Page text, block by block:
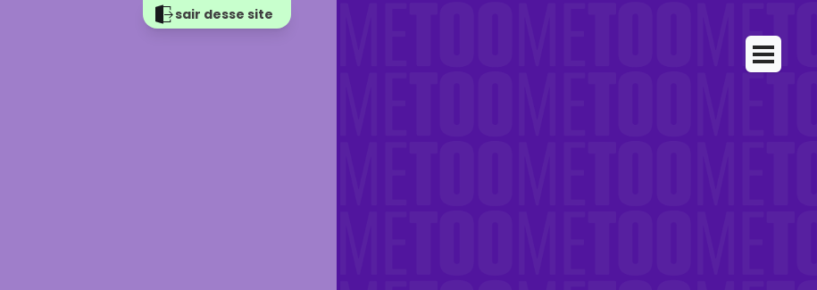
sair desse site